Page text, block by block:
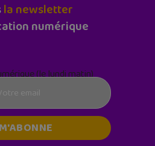
la newsletter
numérique
(le lundi matin)